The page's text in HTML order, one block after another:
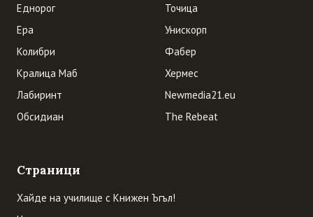
Еднорог
Ера
Колибри
Кралица Маб
Лабиринт
Обсидиан
Точица
Унискорп
Фабер
Хермес
Newmedia21.eu
The Rebeat
Страници
Хайде на училище с Книжен Ъгъл!